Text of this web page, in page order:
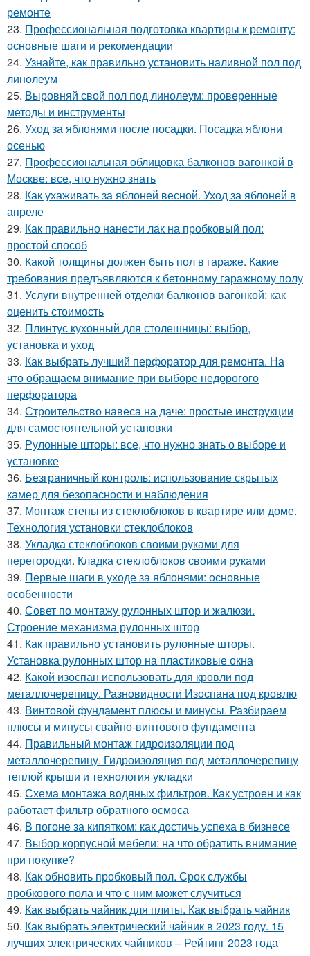
ремонте
23. Профессиональная подготовка квартиры к ремонту:
основные шаги и рекомендации
24. Узнайте, как правильно установить наливной пол под
линолеум
25. Выровняй свой пол под линолеум: проверенные
методы и инструменты
26. Уход за яблонями после посадки. Посадка яблони
осенью
27. Профессиональная облицовка балконов вагонкой в
Москве: все, что нужно знать
28. Как ухаживать за яблоней весной. Уход за яблоней в
апреле
29. Как правильно нанести лак на пробковый пол:
простой способ
30. Какой толщины должен быть пол в гараже. Какие
требования предъявляются к бетонному гаражному полу
31. Услуги внутренней отделки балконов вагонкой: как
оценить стоимость
32. Плинтус кухонный для столешницы: выбор,
установка и уход
33. Как выбрать лучший перфоратор для ремонта. На
что обращаем внимание при выборе недорогого
перфоратора
34. Строительство навеса на даче: простые инструкции
для самостоятельной установки
35. Рулонные шторы: все, что нужно знать о выборе и
установке
36. Безграничный контроль: использование скрытых
камер для безопасности и наблюдения
37. Монтаж стены из стеклоблоков в квартире или доме.
Технология установки стеклоблоков
38. Укладка стеклоблоков своими руками для
перегородки. Кладка стеклоблоков своими руками
39. Первые шаги в уходе за яблонями: основные
особенности
40. Совет по монтажу рулонных штор и жалюзи.
Строение механизма рулонных штор
41. Как правильно установить рулонные шторы.
Установка рулонных штор на пластиковые окна
42. Какой изоспан использовать для кровли под
металлочерепицу. Разновидности Изоспана под кровлю
43. Винтовой фундамент плюсы и минусы. Разбираем
плюсы и минусы свайно-винтового фундамента
44. Правильный монтаж гидроизоляции под
металлочерепицу. Гидроизоляция под металлочерепицу
теплой крыши и технология укладки
45. Схема монтажа водяных фильтров. Как устроен и как
работает фильтр обратного осмоса
46. В погоне за кипятком: как достичь успеха в бизнесе
47. Выбор корпусной мебели: на что обратить внимание
при покупке?
48. Как обновить пробковый пол. Срок службы
пробкового пола и что с ним может случиться
49. Как выбрать чайник для плиты. Как выбрать чайник
50. Как выбрать электрический чайник в 2023 году. 15
лучших электрических чайников – Рейтинг 2023 года